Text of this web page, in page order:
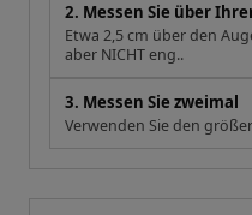
2. Messen Sie über
Etwa 2,5 cm über den
aber NICHT eng..
3. Messen Sie zweimal
Verwenden Sie den